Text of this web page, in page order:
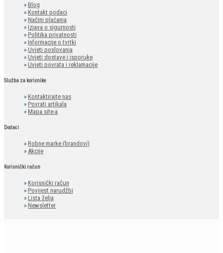
» Blog
» Kontakt podaci
» Načini plaćanja
» Izjava o sigurnosti
» Politika privatnosti
» Informacije o tvrtki
» Uvjeti poslovanja
» Uvjeti dostave i isporuke
» Uvjeti povrata i reklamacije
Služba za korisnike
» Kontaktirajte nas
» Povrati artikala
» Mapa site-a
Dodaci
» Robne marke (brandovi)
» Akcije
Korisnički račun
» Korisnički račun
» Povijest narudžbi
» Lista želja
» Newsletter